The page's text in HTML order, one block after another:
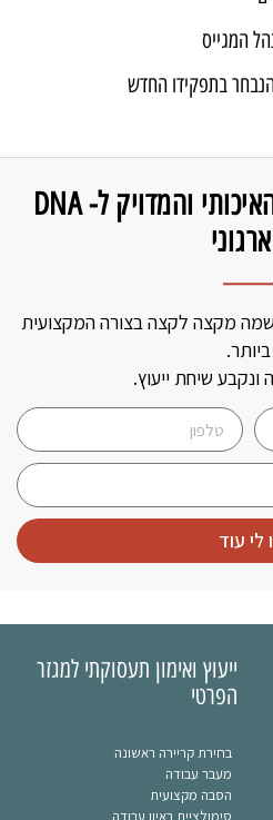
המגייס
בתפקידו החדש
גייסו את כח האדם האיכותי והמדויק ל- DNA
מקצה לקצה בצורה המקצועית
ביותר.
ונקבע שיחת ייעוץ.
לי עוד
ייעוץ ואימון תעסוקתי למגזר
הפרטי
בחירת קריירה ראשונה
מעבר עבודה
הסבה מקצועית
סימולציית ראיון עבודה